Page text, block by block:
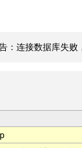
：连接数据库失